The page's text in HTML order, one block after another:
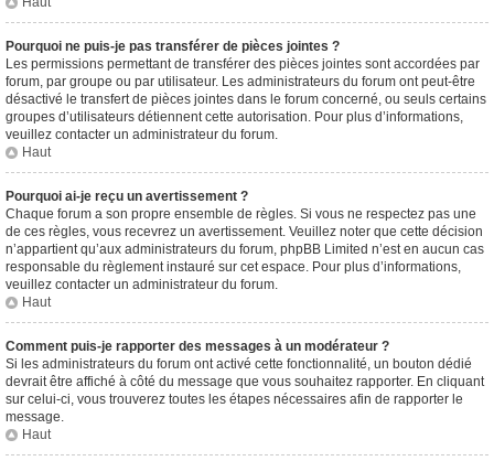
Pourquoi ne puis-je pas transférer de pièces jointes ?
Les permissions permettant de transférer des pièces jointes sont accordées par
forum, par groupe ou par utilisateur. Les administrateurs du forum ont peut-être
désactivé le transfert de pièces jointes dans le forum concerné, ou seuls certains
groupes d’utilisateurs détiennent cette autorisation. Pour plus d’informations,
veuillez contacter un administrateur du forum.
Haut
Pourquoi ai-je reçu un avertissement ?
Chaque forum a son propre ensemble de règles. Si vous ne respectez pas une
de ces règles, vous recevrez un avertissement. Veuillez noter que cette décision
n’appartient qu’aux administrateurs du forum, phpBB Limited n’est en aucun cas
responsable du règlement instauré sur cet espace. Pour plus d’informations,
veuillez contacter un administrateur du forum.
Haut
Comment puis-je rapporter des messages à un modérateur ?
Si les administrateurs du forum ont activé cette fonctionnalité, un bouton dédié
devrait être affiché à côté du message que vous souhaitez rapporter. En cliquant
sur celui-ci, vous trouverez toutes les étapes nécessaires afin de rapporter le
message.
Haut